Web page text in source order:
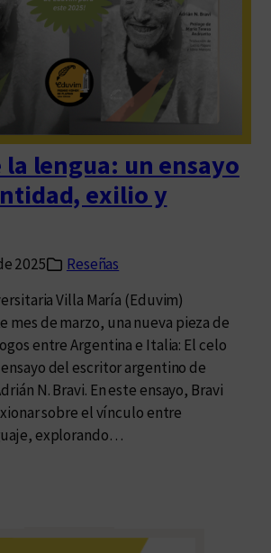
la lengua: un ensayo
exilio y
2025
Reseñas
Villa María (Eduvim)
mes de marzo, una nueva pieza de
entre Argentina e Italia: El celo
del escritor argentino de
N. Bravi. En este ensayo, Bravi
sobre el vínculo entre
explorando…